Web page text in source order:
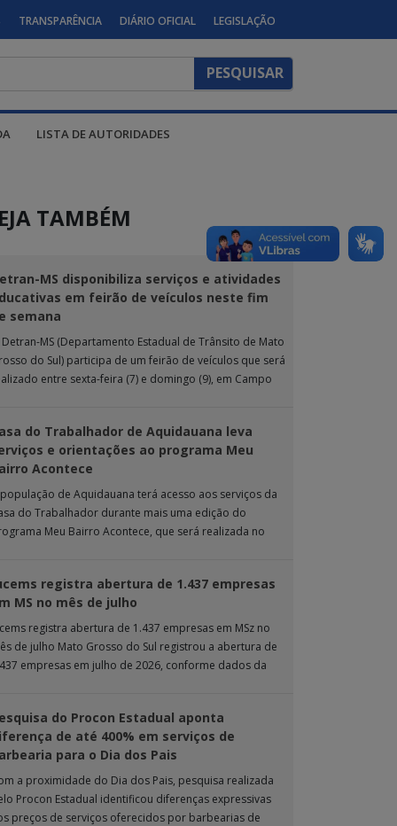
TRANSPARÊNCIA DIÁRIO OFICIAL LEGISLAÇÃO
LISTA DE AUTORIDADES
TAMBÉM
MS disponibiliza serviços e atividades
em feirão de veículos neste fim
semana
Detran-MS (Departamento Estadual de Trânsito de Mato
do Sul) participa de um feirão de veículos que será
entre sexta-feira (7) e domingo (9), em Campo
do Trabalhador de Aquidauana leva
e orientações ao programa Meu
Acontece
de Aquidauana terá acesso aos serviços da
do Trabalhador durante mais uma edição do
Meu Bairro Acontece, que será realizada no
registra abertura de 1.437 empresas
MS no mês de julho
registra abertura de 1.437 empresas em MSz no
de julho Mato Grosso do Sul registrou a abertura de
empresas em julho de 2026, conforme dados da
do Procon Estadual aponta
de até 400% em serviços de
para o Dia dos Pais
a proximidade do Dia dos Pais, pesquisa realizada
Procon Estadual identificou diferenças expressivas
preços de serviços oferecidos por barbearias de